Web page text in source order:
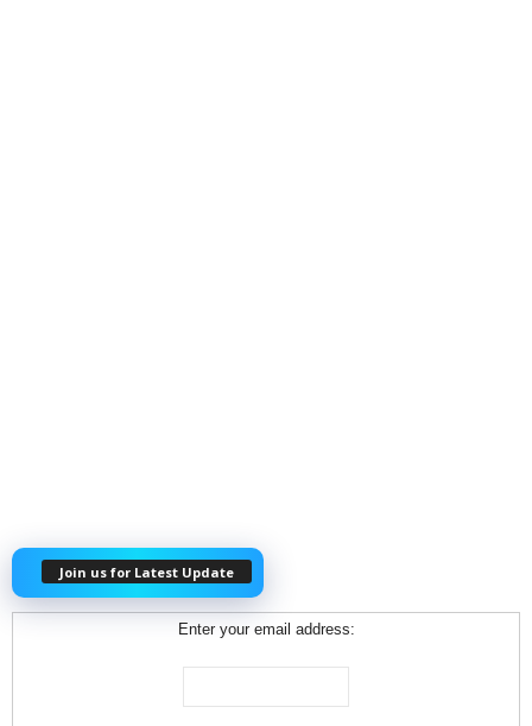
Join us for Latest Update
Enter your email address: